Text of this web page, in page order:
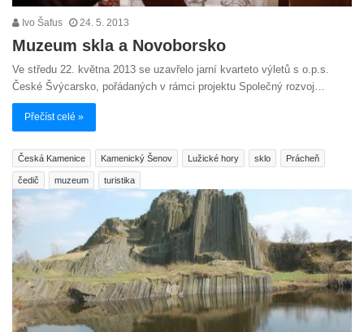
Ivo Šafus 24. 5. 2013
Muzeum skla a Novoborsko
Ve středu 22. května 2013 se uzavřelo jarní kvarteto výletů s o.p.s.
České Švýcarsko, pořádaných v rámci projektu Společný rozvoj…
Přečíst celé »
Česká Kamenice Kamenický Šenov Lužické hory sklo Prácheň
čedič muzeum turistika